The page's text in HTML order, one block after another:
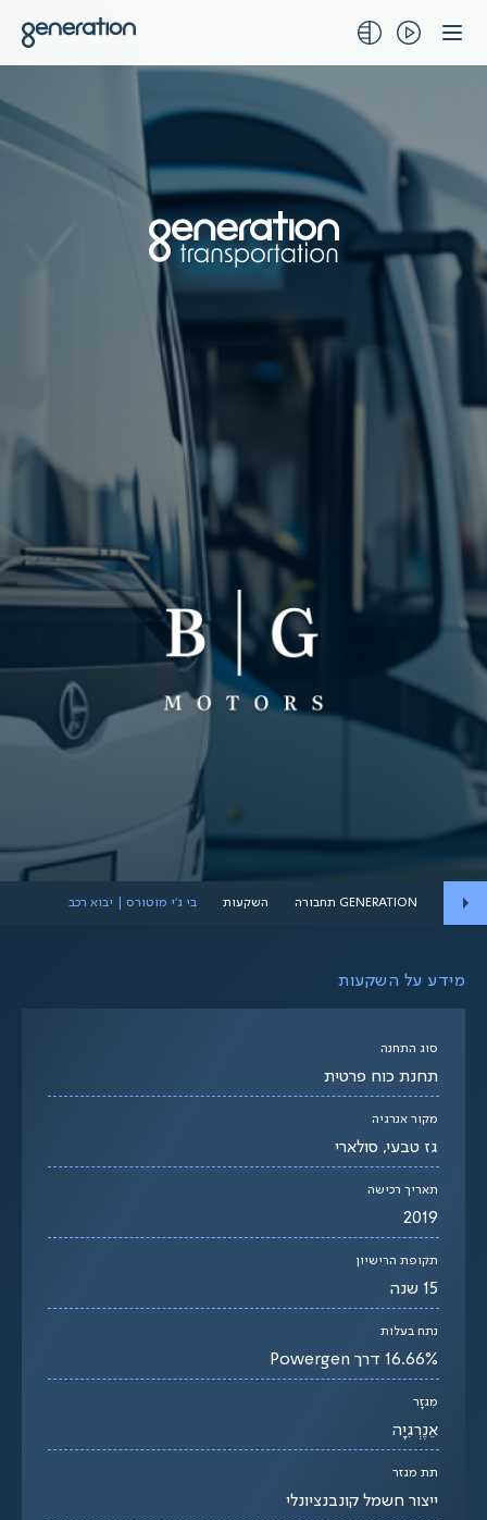
לתוכן
GENERATION תחבורה השקעות בי ג'י מוטורס | יבוא רכב
מידע על השקעות
סוג התחנה
תחנת כוח פרטית
מקור אנרגיה
גז טבעי, סולארי
תאריך רכישה
2019
תקופת הרישיון
15 שנה
נתח בעלות
16.66% דרך Powergen
מִגזָר
אֵנֶרְגִיָה
תת מגזר
ייצור חשמל קונבנציונלי